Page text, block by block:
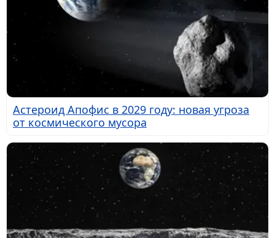
Астероид Апофис в 2029 году: новая угроза
от космического мусора